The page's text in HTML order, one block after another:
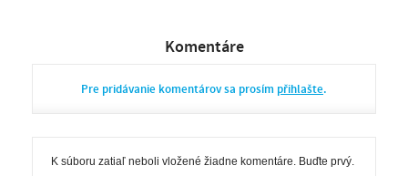
Komentáre
Pre pridávanie komentárov sa prosím přihlašte.
K súboru zatiaľ neboli vložené žiadne komentáre. Buďte prvý.